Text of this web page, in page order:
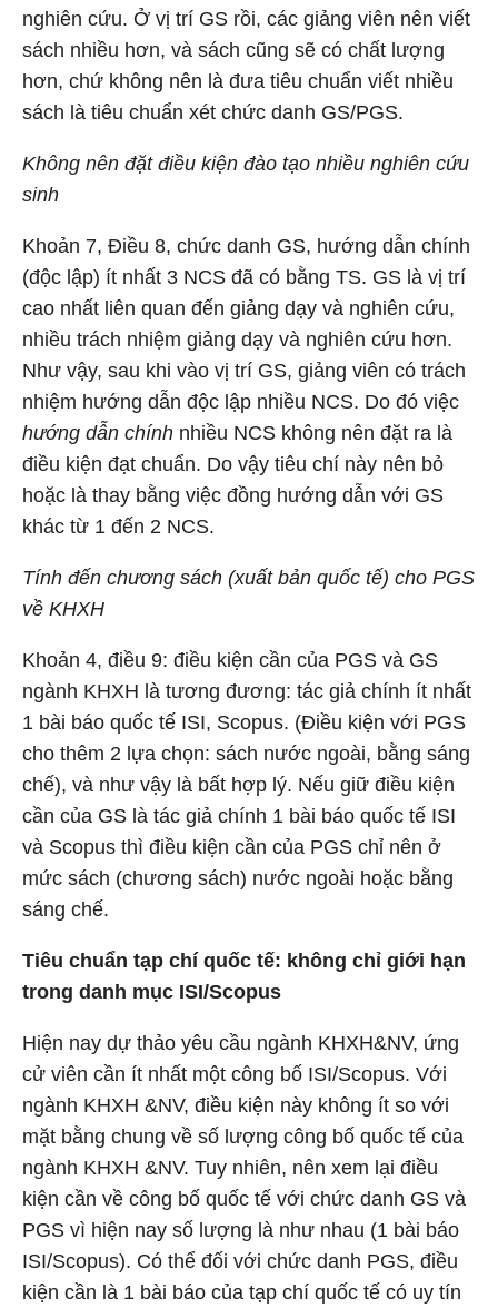
nghiên cứu. Ở vị trí GS rồi, các giảng viên nên viết
sách nhiều hơn, và sách cũng sẽ có chất lượng
hơn, chứ không nên là đưa tiêu chuẩn viết nhiều
sách là tiêu chuẩn xét chức danh GS/PGS.
Không nên đặt điều kiện đào tạo nhiều nghiên cứu
sinh
Khoản 7, Điều 8, chức danh GS, hướng dẫn chính
(độc lập) ít nhất 3 NCS đã có bằng TS. GS là vị trí
cao nhất liên quan đến giảng dạy và nghiên cứu,
nhiều trách nhiệm giảng dạy và nghiên cứu hơn.
Như vậy, sau khi vào vị trí GS, giảng viên có trách
nhiệm hướng dẫn độc lập nhiều NCS. Do đó việc
hướng dẫn chính nhiều NCS không nên đặt ra là
điều kiện đạt chuẩn. Do vậy tiêu chí này nên bỏ
hoặc là thay bằng việc đồng hướng dẫn với GS
khác từ 1 đến 2 NCS.
Tính đến chương sách (xuất bản quốc tế) cho PGS
về KHXH
Khoản 4, điều 9: điều kiện cần của PGS và GS
ngành KHXH là tương đương: tác giả chính ít nhất
1 bài báo quốc tế ISI, Scopus. (Điều kiện với PGS
cho thêm 2 lựa chọn: sách nước ngoài, bằng sáng
chế), và như vậy là bất hợp lý. Nếu giữ điều kiện
cần của GS là tác giả chính 1 bài báo quốc tế ISI
và Scopus thì điều kiện cần của PGS chỉ nên ở
mức sách (chương sách) nước ngoài hoặc bằng
sáng chế.
Tiêu chuẩn tạp chí quốc tế: không chỉ giới hạn
trong danh mục ISI/Scopus
Hiện nay dự thảo yêu cầu ngành KHXH&NV, ứng
cử viên cần ít nhất một công bố ISI/Scopus. Với
ngành KHXH &NV, điều kiện này không ít so với
mặt bằng chung về số lượng công bố quốc tế của
ngành KHXH &NV. Tuy nhiên, nên xem lại điều
kiện cần về công bố quốc tế với chức danh GS và
PGS vì hiện nay số lượng là như nhau (1 bài báo
ISI/Scopus). Có thể đối với chức danh PGS, điều
kiện cần là 1 bài báo của tạp chí quốc tế có uy tín